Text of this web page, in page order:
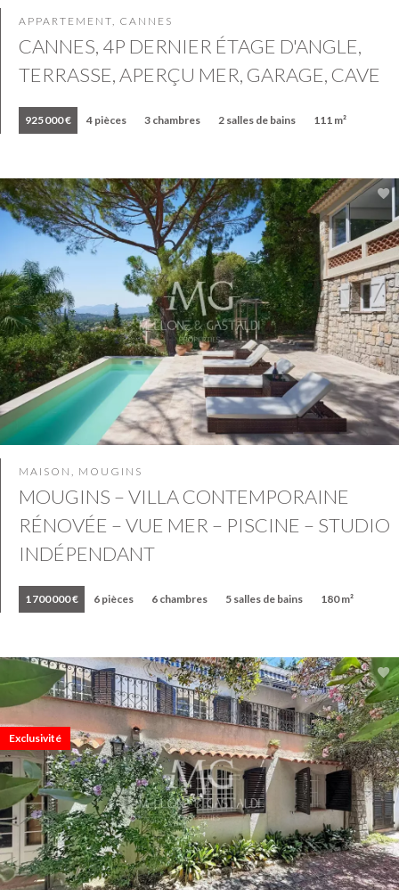
APPARTEMENT, CANNES
CANNES, 4P DERNIER ÉTAGE D'ANGLE,
TERRASSE, APERÇU MER, GARAGE, CAVE
925 000 € 4 pièces 3 chambres 2 salles de bains 111 m²
MAISON, MOUGINS
MOUGINS – VILLA CONTEMPORAINE
RÉNOVÉE – VUE MER – PISCINE – STUDIO
INDÉPENDANT
1 700 000 € 6 pièces 6 chambres 5 salles de bains 180 m²
Exclusivité